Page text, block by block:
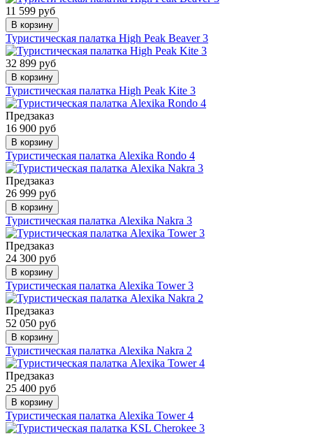
11 599 руб
В корзину
Туристическая палатка High Peak Beaver 3
32 899 руб
В корзину
Туристическая палатка High Peak Kite 3
Предзаказ
16 900 руб
В корзину
Туристическая палатка Alexika Rondo 4
Предзаказ
26 999 руб
В корзину
Туристическая палатка Alexika Nakra 3
Предзаказ
24 300 руб
В корзину
Туристическая палатка Alexika Tower 3
Предзаказ
52 050 руб
В корзину
Туристическая палатка Alexika Nakra 2
Предзаказ
25 400 руб
В корзину
Туристическая палатка Alexika Tower 4